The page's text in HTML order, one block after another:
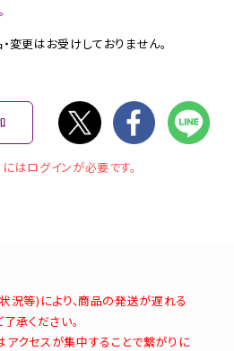
更はお受けしておりません。
はログインが必要です。
等)により、商品の発送が遅れる
承ください。
クセスが集中することで繋がりに